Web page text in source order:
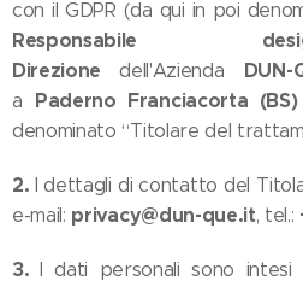
con il GDPR (da qui in poi
Responsabile
Direzionedell'Azienda DUN-
a Paderno Franciacorta (BS)
denominato “Titolare del
2. I dettagli di contatto del
e-mail: privacy@dun-que.it, tel.:
3. I dati personali sono intesi